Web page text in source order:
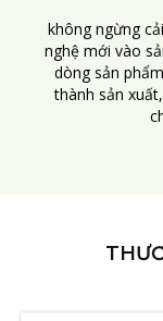
không ngừng
nghệ mới vào
dòng sản
thành sản